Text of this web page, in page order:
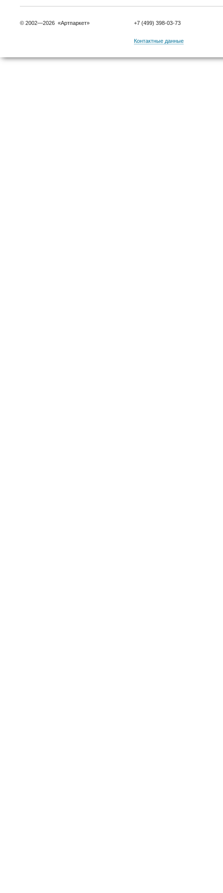
© 2002—2026 «Артпаркет» +7 (499) 398-03-73
Контактные данные